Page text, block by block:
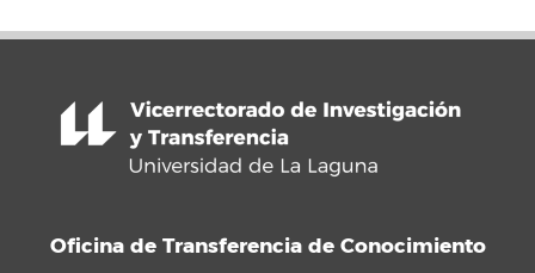
Oficina de Transferencia de Conocimiento